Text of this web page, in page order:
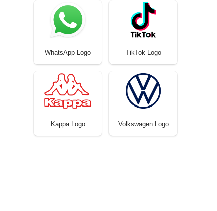
WhatsApp Logo TikTok Logo
Kappa Logo Volkswagen Logo